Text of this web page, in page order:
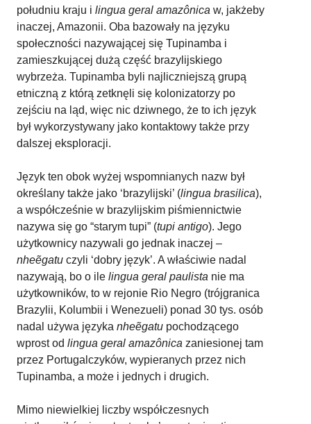
południu kraju i lingua geral amazônica w, jakżeby
inaczej, Amazonii. Oba bazowały na języku
społeczności nazywającej się Tupinamba i
zamieszkującej dużą część brazylijskiego
wybrzeża. Tupinamba byli najliczniejszą grupą
etniczną z którą zetknęli się kolonizatorzy po
zejściu na ląd, więc nic dziwnego, że to ich język
był wykorzystywany jako kontaktowy także przy
dalszej eksploracji.
Język ten obok wyżej wspomnianych nazw był
określany także jako ‘brazylijski’ (lingua brasilica),
a współcześnie w brazylijskim piśmiennictwie
nazywa się go “starym tupi” (tupi antigo). Jego
użytkownicy nazywali go jednak inaczej –
nheẽgatu czyli ‘dobry język’. A właściwie nadal
nazywają, bo o ile lingua geral paulista nie ma
użytkowników, to w rejonie Rio Negro (trójgranica
Brazylii, Kolumbii i Wenezueli) ponad 30 tys. osób
nadal używa języka nheẽgatu pochodzącego
wprost od lingua geral amazônica zaniesionej tam
przez Portugalczyków, wypieranych przez nich
Tupinamba, a może i jednych i drugich.
Mimo niewielkiej liczby współczesnych